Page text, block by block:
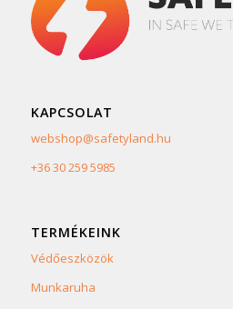
KAPCSOLAT
webshop@safetyland.hu
+36 30 259 5985
TERMÉKEINK
Védőeszközök
Munkaruha